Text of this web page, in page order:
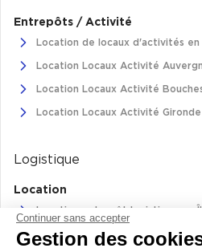
Entrepôts / Activité
Location de locaux d'activités en
Location Locaux Activité
Location Locaux Activité
Location Locaux Activité Gironde
Logistique
Location
Location entrepôt logistique en
Location entrepôt logistique Pas-
Continuer sans accepter
Gestion des